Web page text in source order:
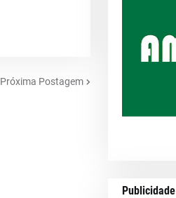
Próxima Postagem
Publicidade